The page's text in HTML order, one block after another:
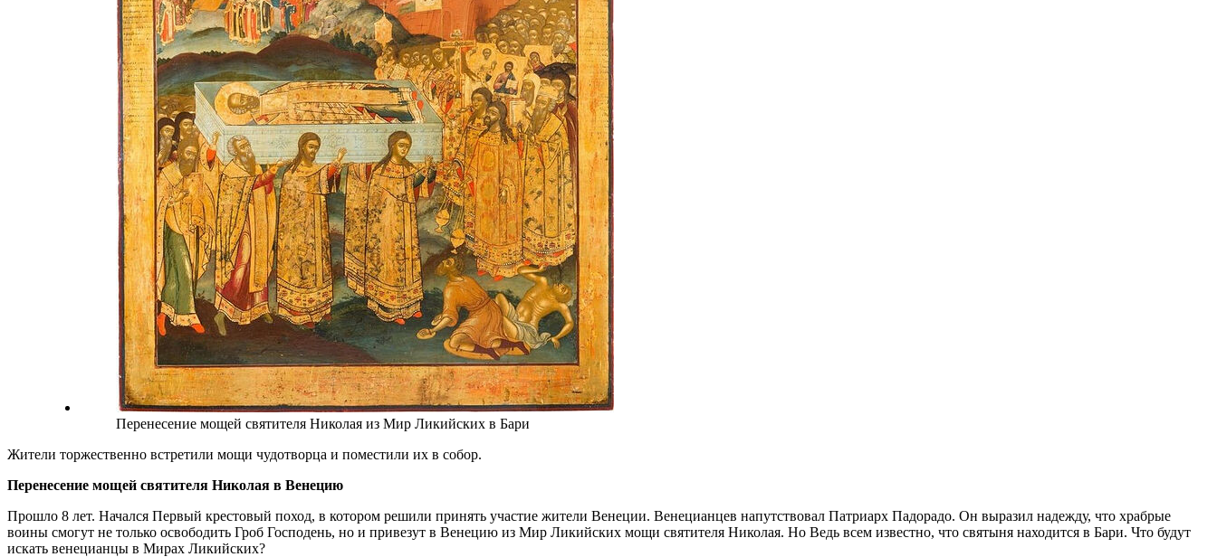
Перенесение мощей святителя Николая из Мир Ликийских в Бари
Жители торжественно встретили мощи чудотворца и поместили их в собор.
Перенесение мощей святителя Николая в Венецию
Прошло 8 лет. Начался Первый крестовый поход, в котором решили принять участие жители Венеции. Венецианцев напутствовал Патриарх Падорадо. Он выразил надежду, что храбрые
воины смогут не только освободить Гроб Господень, но и привезут в Венецию из Мир Ликийских мощи святителя Николая. Но Ведь всем известно, что святыня находится в Бари. Что будут
искать венецианцы в Мирах Ликийских?